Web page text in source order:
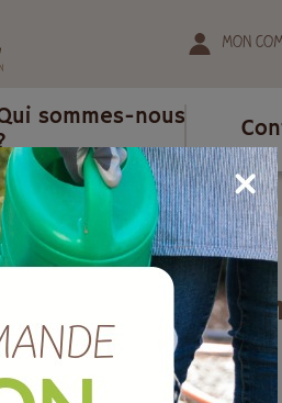
Mon
sommes-nous
40x60 cm
paillasson coco
rebord 40x60